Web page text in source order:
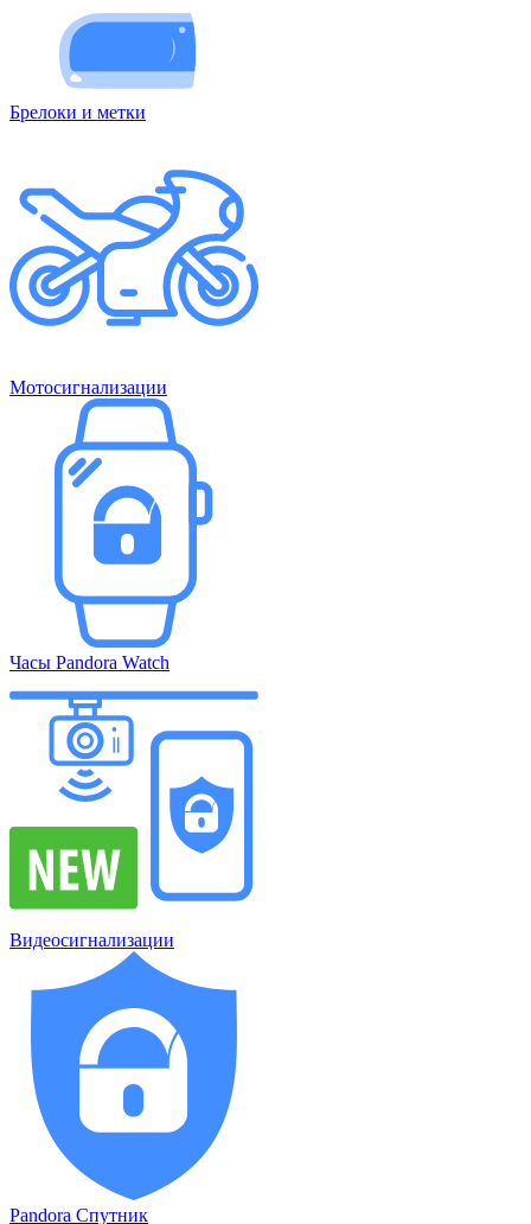
Брелоки и метки
Мотосигнализации
Часы Pandora Watch
Видеосигнализации
Pandora Спутник